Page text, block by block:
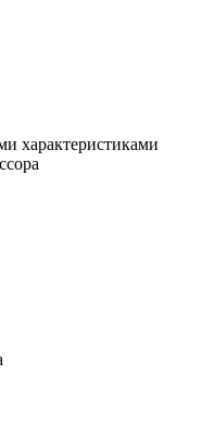
характеристиками